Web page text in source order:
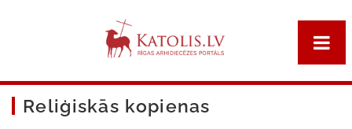
Reliģiskās kopienas